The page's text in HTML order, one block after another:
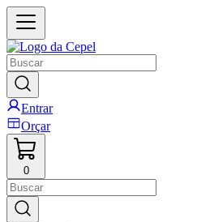
Entrar
Orçar
0